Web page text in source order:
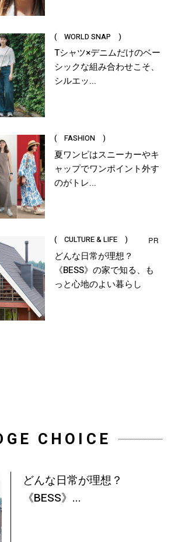
( WORLD SNAP )
Tシャツ×デニムだけのベー
シックな組み合わせこそ、
シルエッ...
( FASHION )
夏ワンピはスニーカーやキ
ャップでワンポイント外す
のがトレ...
( CULTURE & LIFE )
どんな日常が理想？
《BESS》の家で知る、も
っと心地のよい暮らし
CHOICE
どんな日常が理想？
《BESS》...